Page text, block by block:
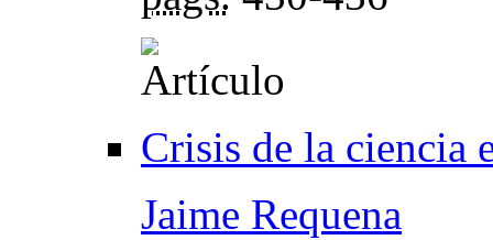
Crisis de la ciencia
Jaime Requena